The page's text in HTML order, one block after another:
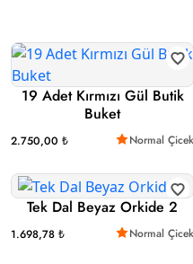
19 Adet Kırmızı Gül Butik
Buket
2.750,00 ₺ Normal Çicek
Tek Dal Beyaz Orkide 2
1.698,78 ₺ Normal Çicek